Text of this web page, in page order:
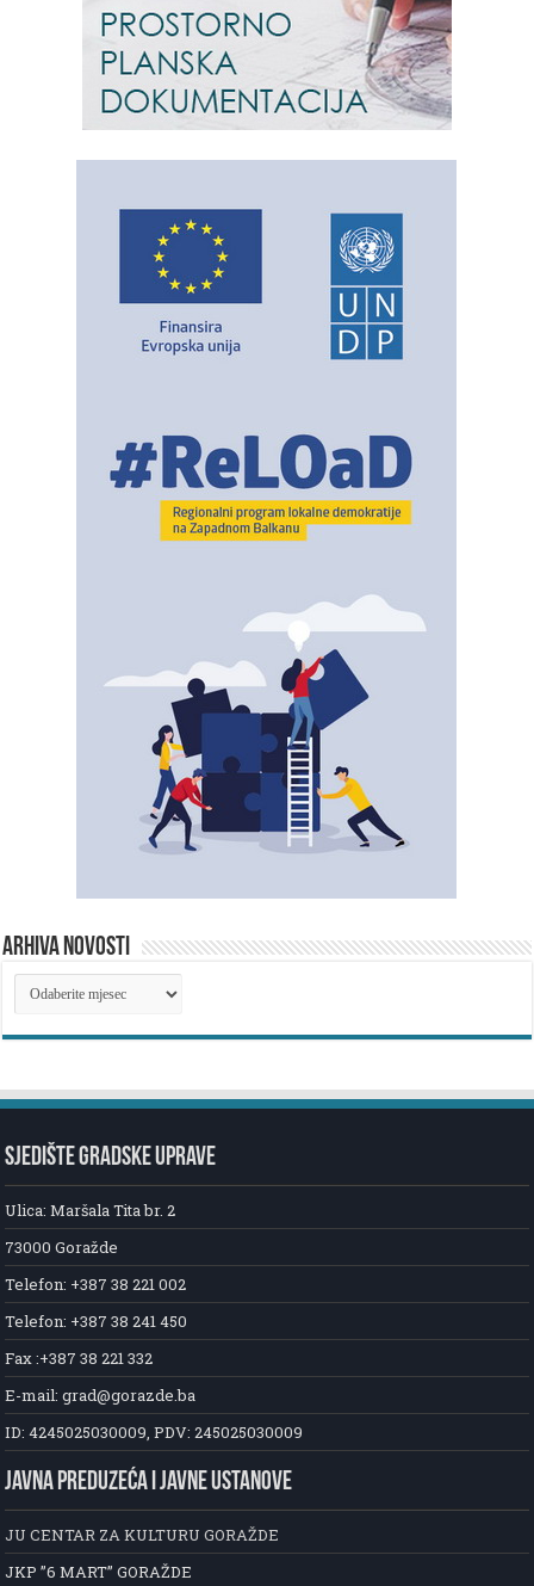
ARHIVA NOVOSTI
ARHIVA
NOVOSTI
SJEDIŠTE GRADSKE UPRAVE
Ulica: Maršala Tita br. 2
73000 Goražde
Telefon: +387 38 221 002
Telefon: +387 38 241 450
Fax :+387 38 221 332
E-mail: grad@gorazde.ba
ID: 4245025030009, PDV: 245025030009
JAVNA PREDUZEĆA I JAVNE USTANOVE
JU CENTAR ZA KULTURU GORAŽDE
JKP ”6 MART” GORAŽDE